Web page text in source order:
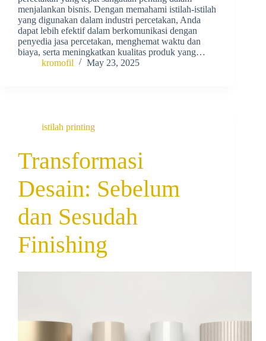
menjalankan bisnis. Dengan memahami istilah-istilah
yang digunakan dalam industri percetakan, Anda
dapat lebih efektif dalam berkomunikasi dengan
penyedia jasa percetakan, menghemat waktu dan
biaya, serta meningkatkan kualitas produk yang…
kromofil
May 23, 2025
istilah printing
Transformasi
Desain: Sebelum
dan Sesudah
Finishing